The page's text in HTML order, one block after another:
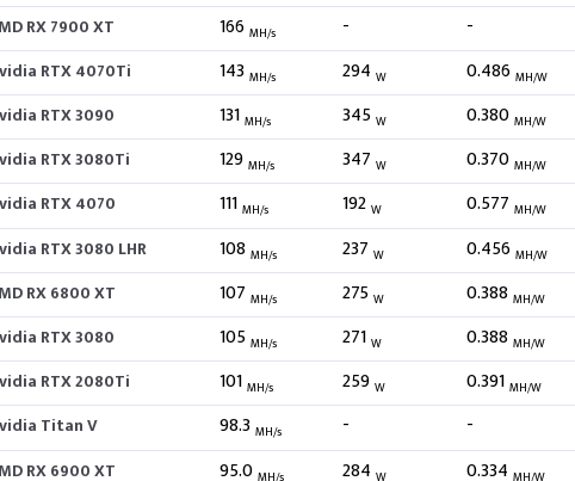
RX 7900 XT 166 MH/s - -
RTX 4070Ti 143 MH/s 294W 0.486 MH/W
RTX 3090 131 MH/s 345W 0.380 MH/W
RTX 3080Ti 129 MH/s 347W 0.370 MH/W
RTX 4070 111 MH/s 192W 0.577 MH/W
RTX 3080 LHR 108 MH/s 237W 0.456 MH/W
RX 6800 XT 107 MH/s 275W 0.388 MH/W
RTX 3080 105 MH/s 271W 0.388 MH/W
RTX 2080Ti 101 MH/s 259W 0.391 MH/W
Titan V 98.3 MH/s - -
RX 6900 XT 95.0 MH/s 284W 0.334 MH/W